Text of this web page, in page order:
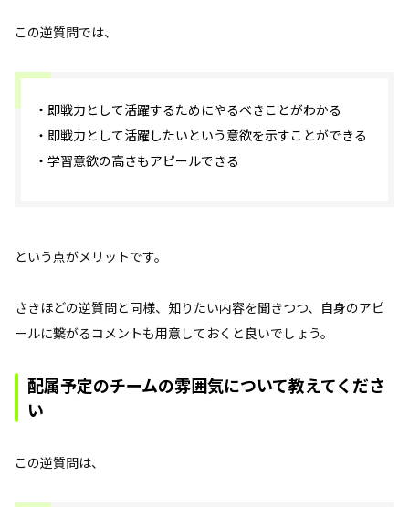
この逆質問では、
・即戦力として活躍するためにやるべきことがわかる
・即戦力として活躍したいという意欲を示すことができる
・学習意欲の高さもアピールできる
という点がメリットです。
さきほどの逆質問と同様、知りたい内容を聞きつつ、自身のアピ
ールに繋がるコメントも用意しておくと良いでしょう。
配属予定のチームの雰囲気について教えてくださ
い
この逆質問は、